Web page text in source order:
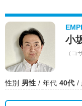
小
（コ
性別 男性 年代 40代